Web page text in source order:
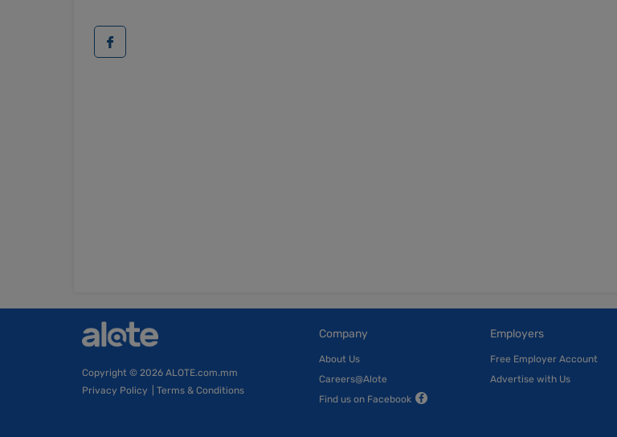
Copyright © 2026 ALOTE.com.mm
Privacy Policy
Terms & Conditions
Company
About Us
Careers@Alote
Find us on Facebook
Employers
Free Employer Account
Advertise with Us